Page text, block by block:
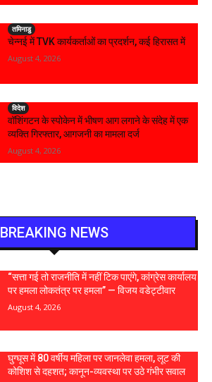
तमिनाडु
चेन्नई में TVK कार्यकर्ताओं का प्रदर्शन, कई हिरासत में
August 4, 2026
विदेश
वॉशिंगटन के स्पोकेन में भीषण आग लगाने के संदेह में एक
व्यक्ति गिरफ्तार, आगजनी का मामला दर्ज
August 4, 2026
BREAKING NEWS
“सत्ता गई तो राजनीति में नहीं टिक पाएंगे, कांग्रेस कार्यालय
पर हमला लोकतंत्र पर हमला” — विजय वडेट्टीवार
August 4, 2026
घुग्घूस में 80 वर्षीय महिला पर जानलेवा हमला, लूट की
कोशिश से दहशत; कानून-व्यवस्था पर उठे गंभीर सवाल